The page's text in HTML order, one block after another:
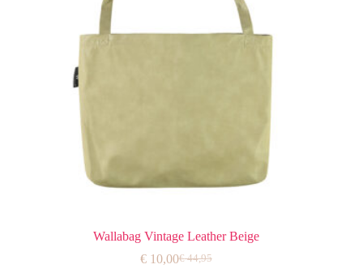
Wallabag Vintage Leather Beige
€44,95
Oorspronkelijke
€10,00Huidige